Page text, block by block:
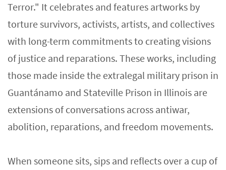
Terror." It celebrates and features artworks by
torture survivors, activists, artists, and collectives
with long-term commitments to creating visions
of justice and reparations. These works, including
those made inside the extralegal military prison in
Guantánamo and Stateville Prison in Illinois are
extensions of conversations across antiwar,
abolition, reparations, and freedom movements.
When someone sits, sips and reflects over a cup of